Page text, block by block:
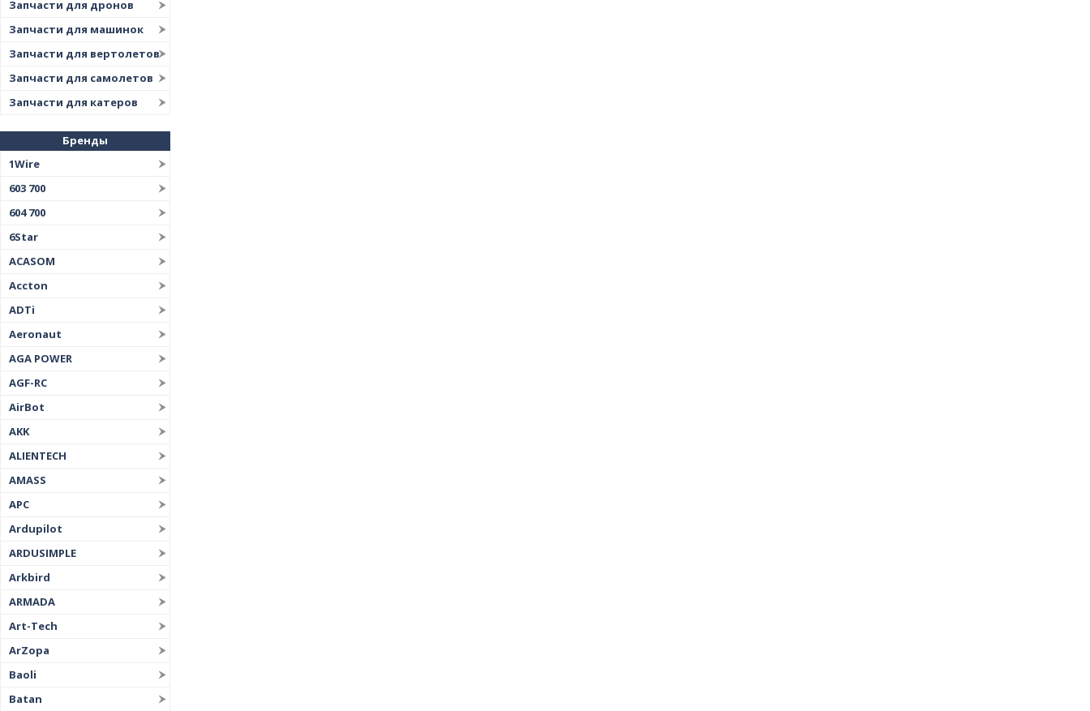
Запчасти для дронов
Запчасти для машинок
Запчасти для вертолетов
Запчасти для самолетов
Запчасти для катеров
Бренды
1Wire
603 700
604 700
6Star
ACASOM
Accton
ADTi
Aeronaut
AGA POWER
AGF-RC
AirBot
AKK
ALIENTECH
AMASS
APC
Ardupilot
ARDUSIMPLE
Arkbird
ARMADA
Art-Tech
ArZopa
Baoli
Batan